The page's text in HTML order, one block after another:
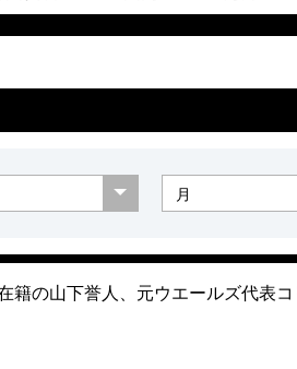
籍の山下誉人、元ウエールズ代表